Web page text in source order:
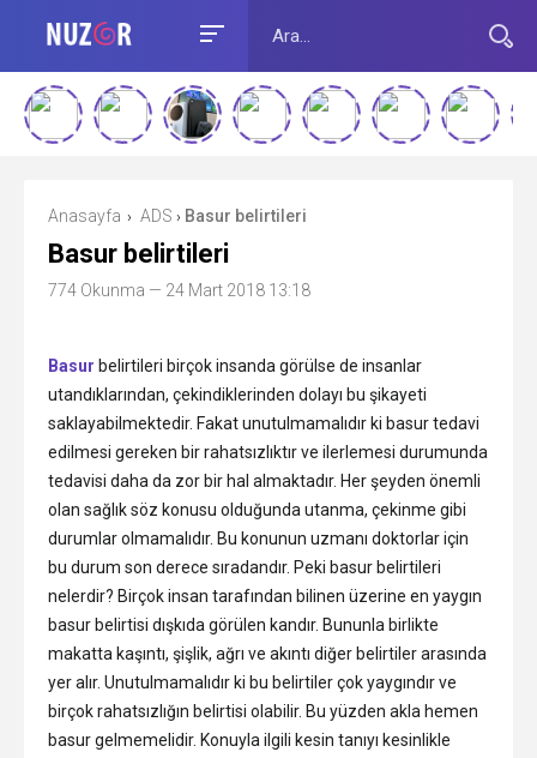
Anasayfa › ADS › Basur belirtileri
Basur belirtileri
774 Okunma — 24 Mart 2018 13:18
Basur belirtileri birçok insanda görülse de insanlar
utandıklarından, çekindiklerinden dolayı bu şikayeti
saklayabilmektedir. Fakat unutulmamalıdır ki basur tedavi
edilmesi gereken bir rahatsızlıktır ve ilerlemesi durumunda
tedavisi daha da zor bir hal almaktadır. Her şeyden önemli
olan sağlık söz konusu olduğunda utanma, çekinme gibi
durumlar olmamalıdır. Bu konunun uzmanı doktorlar için
bu durum son derece sıradandır. Peki basur belirtileri
nelerdir? Birçok insan tarafından bilinen üzerine en yaygın
basur belirtisi dışkıda görülen kandır. Bununla birlikte
makatta kaşıntı, şişlik, ağrı ve akıntı diğer belirtiler arasında
yer alır. Unutulmamalıdır ki bu belirtiler çok yaygındır ve
birçok rahatsızlığın belirtisi olabilir. Bu yüzden akla hemen
basur gelmemelidir. Konuyla ilgili kesin tanıyı kesinlikle